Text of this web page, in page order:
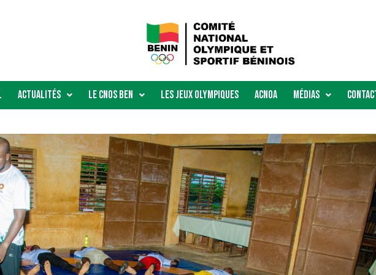
Actualités Le Cnos Ben Les Jeux Olympiques ACNOA Médias